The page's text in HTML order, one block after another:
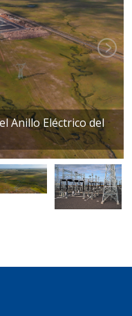
Anillo Eléctrico del